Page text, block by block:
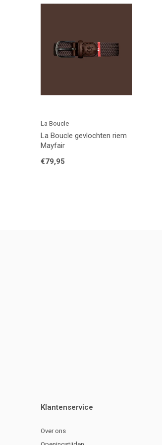
La Boucle
La Boucle gevlochten riem
Mayfair
€79,95
Klantenservice
Over ons